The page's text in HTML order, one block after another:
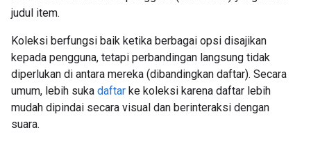
judul item.
Koleksi berfungsi baik ketika berbagai opsi disajikan
kepada pengguna, tetapi perbandingan langsung tidak
diperlukan di antara mereka (dibandingkan daftar). Secara
umum, lebih suka daftar ke koleksi karena daftar lebih
mudah dipindai secara visual dan berinteraksi dengan
suara.